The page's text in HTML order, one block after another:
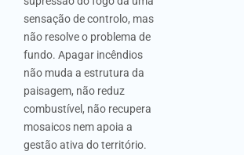
sensação de controlo, mas
não resolve o problema de
fundo. Apagar incêndios
não muda a estrutura da
paisagem, não reduz
combustível, não recupera
mosaicos nem apoia a
gestão ativa do território.